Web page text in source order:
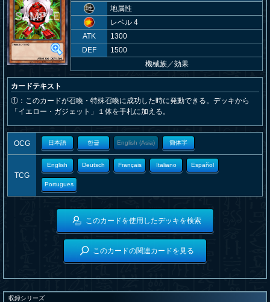
地属性
レベル 4
ATK
1300
DEF
1500
機械族／効果
カードテキスト
①：このカードが召喚・特殊召喚に成功した時に発動できる。デッキから
「イエロー・ガジェット」１体を手札に加える。
OCG 日本語 한글 English (Asia) 簡体字
TCG
English Deutsch Français Italiano Español
Portugues
このカードを使用したデッキを検索
このカードの関連カードを見る
収録シリーズ